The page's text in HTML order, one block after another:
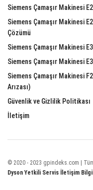
Siemens Çamaşır Makinesi
Siemens Çamaşır Makinesi
Çözümü
Siemens Çamaşır Makinesi
Siemens Çamaşır Makinesi
Siemens Çamaşır Makinesi
Arızası)
Güvenlik ve Gizlilik Politikası
İletişim
© 2020 - 2023 gpindeks.com | Tüm
Dyson Yetkili Servis İletişim